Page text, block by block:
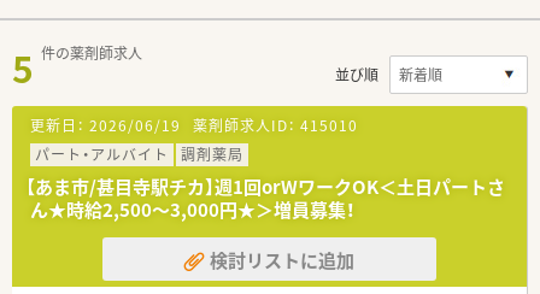
5 件の薬剤師求人
並び順
更新日： 2026/06/19 薬剤師求人ID： 415010
パート・アルバイト
調剤薬局
【あま市/甚目寺駅チカ】週1回orWワークOK＜土日パートさ
ん★時給2,500～3,000円★＞増員募集！
検討リストに追加